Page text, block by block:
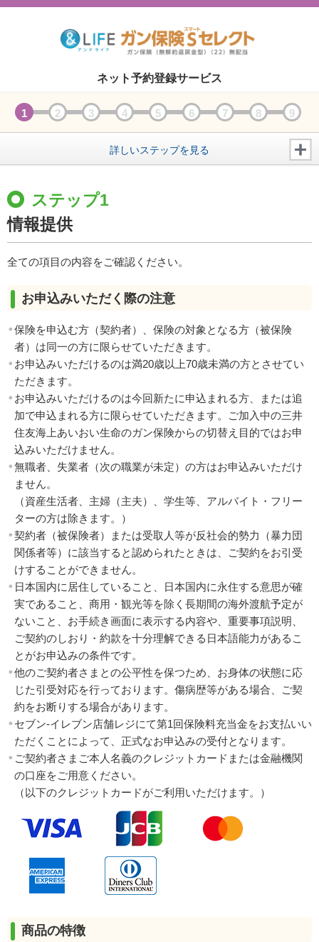
ネット予約登録サービス
1 2 3 4 5 6 7 8 9
詳しいステップを見る
開く
ステップ1
情報提供
全ての項目の内容をご確認ください。
お申込みいただく際の注意
保険を申込む方（契約者）、保険の対象となる方（被保険
者）は同一の方に限らせていただきます。
お申込みいただけるのは満20歳以上70歳未満の方とさせてい
ただきます。
お申込みいただけるのは今回新たに申込まれる方、または追
加で申込まれる方に限らせていただきます。ご加入中の三井
住友海上あいおい生命のガン保険からの切替え目的ではお申
込みいただけません。
無職者、失業者（次の職業が未定）の方はお申込みいただけ
ません。
（資産生活者、主婦（主夫）、学生等、アルバイト・フリー
ターの方は除きます。）
契約者（被保険者）または受取人等が反社会的勢力（暴力団
関係者等）に該当すると認められたときは、ご契約をお引受
けすることができません。
日本国内に居住していること、日本国内に永住する意思が確
実であること、商用・観光等を除く長期間の海外渡航予定が
ないこと、お手続き画面に表示する内容や、重要事項説明、
ご契約のしおり・約款を十分理解できる日本語能力があるこ
とがお申込みの条件です。
他のご契約者さまとの公平性を保つため、お身体の状態に応
じた引受対応を行っております。傷病歴等がある場合、ご契
約をお断りする場合があります。
セブン‐イレブン店舗レジにて第1回保険料充当金をお支払いい
ただくことによって、正式なお申込みの受付となります。
ご契約者さまご本人名義のクレジットカードまたは金融機関
の口座をご用意ください。
（以下のクレジットカードがご利用いただけます。）
商品の特徴